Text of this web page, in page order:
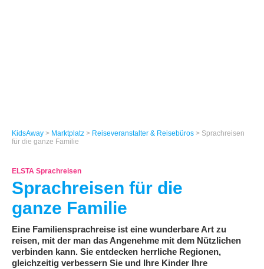
KidsAway > Marktplatz > Reiseveranstalter & Reisebüros > Sprachreisen
für die ganze Familie
ELSTA Sprachreisen
Sprachreisen für die
ganze Familie
Eine Familiensprachreise ist eine wunderbare Art zu
reisen, mit der man das Angenehme mit dem Nützlichen
verbinden kann. Sie entdecken herrliche Regionen,
gleichzeitig verbessern Sie und Ihre Kinder Ihre